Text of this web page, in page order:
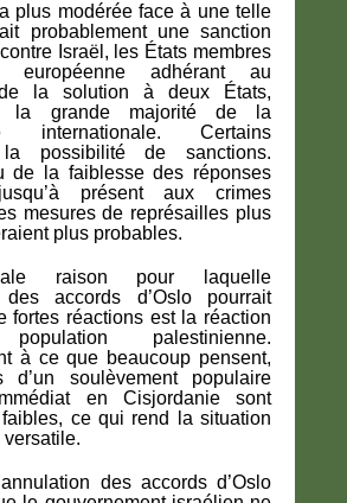
plus modérée face à une telle
probablement une sanction
Israël, les États membres
européenne adhérant au
la solution à deux États,
la grande majorité de la
internationale. Certains
la possibilité de sanctions.
de la faiblesse des réponses
présent aux crimes
mesures de représailles plus
plus probables.
raison pour laquelle
des accords d’Oslo pourrait
fortes réactions est la réaction
palestinienne.
à ce que beaucoup pensent,
d’un soulèvement populaire
en Cisjordanie sont
faibles, ce qui rend la situation
versatile.
des accords d’Oslo